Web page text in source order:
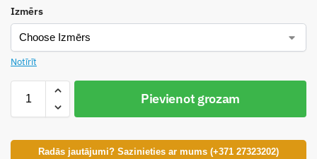
Izmērs
Notīrīt
Pievienot grozam
Radās jautājumi? Sazinieties ar mums (+371 27323202)